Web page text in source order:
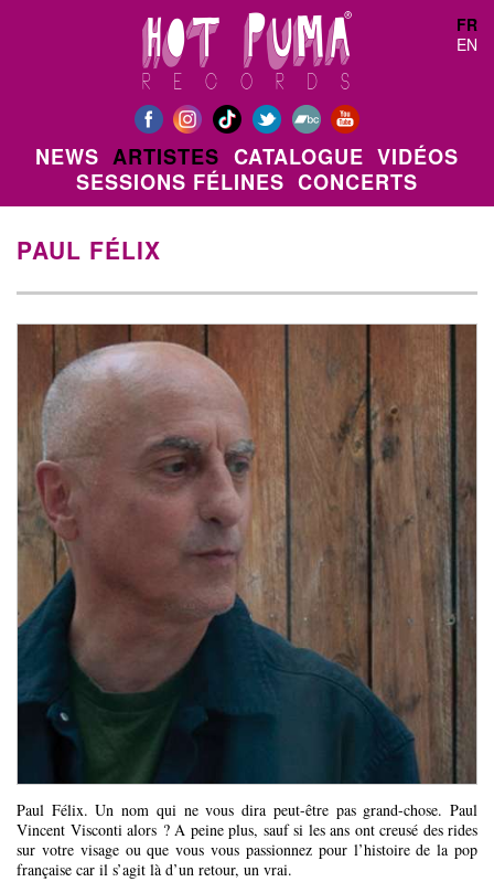
FR
EN
NEWS ARTISTES CATALOGUE VIDÉOS
SESSIONS FÉLINES CONCERTS
PAUL FÉLIX
Paul Félix. Un nom qui ne vous dira peut-être pas grand-chose. Paul
Vincent Visconti alors ? A peine plus, sauf si les ans ont creusé des rides
sur votre visage ou que vous vous passionnez pour l’histoire de la pop
française car il s’agit là d’un retour, un vrai.